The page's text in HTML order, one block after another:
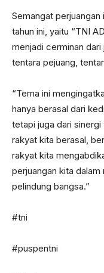
Semangat
tahun ini, yaitu “TNI
menjadi cerminan
tentara pejuang,
“Tema ini
hanya berasal dari
tetapi juga dari
rakyat kita berasal,
rakyat kita
perjuangan kita dalam
pelindung bangsa.”
#tni
#puspentni